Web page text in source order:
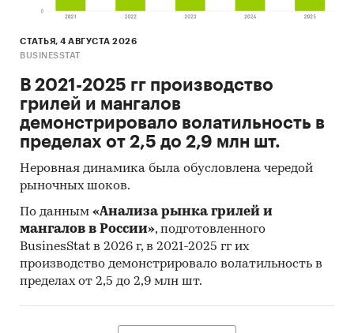
СТАТЬЯ, 4 АВГУСТА 2026
BUSINESSTAT
В 2021-2025 гг производство
грилей и мангалов
демонстрировало волатильность в
пределах от 2,5 до 2,9 млн шт.
Неровная динамика была обусловлена чередой
рыночных шоков.
По данным «Анализа рынка грилей и
мангалов в России», подготовленного
BusinesStat в 2026 г, в 2021-2025 гг их
производство демонстрировало волатильность в
пределах от 2,5 до 2,9 млн шт.